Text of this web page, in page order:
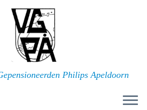
Philips Apeldoorn